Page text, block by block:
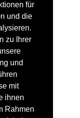
für
und die
zu Ihrer
und
mit
ihnen
Rahmen